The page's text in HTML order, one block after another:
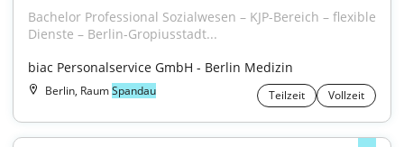
Bachelor Professional Sozialwesen – KJP-Bereich – flexible
Dienste – Berlin-Gropiusstadt...
biac Personalservice GmbH - Berlin Medizin
Berlin, RaumSpandau Teilzeit Vollzeit